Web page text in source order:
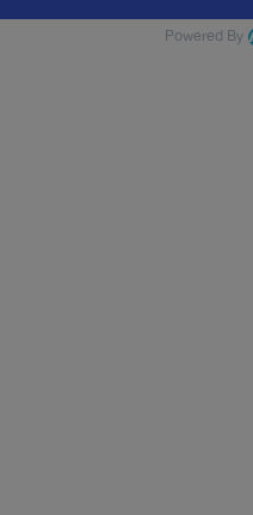
Powered By